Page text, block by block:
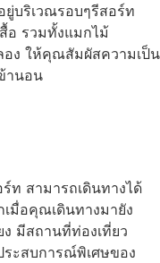
บริเวณรอบๆรีสอร์ท
อ รวมทั้งแมกไม้
ง ให้คุณสัมผัสความเป็น
านอน
ท สามารถเดินทางได้
มื่อคุณเดินทางมายัง
ง มีสถานที่ท่องเที่ยว
ะสบการณ์พิเศษของ